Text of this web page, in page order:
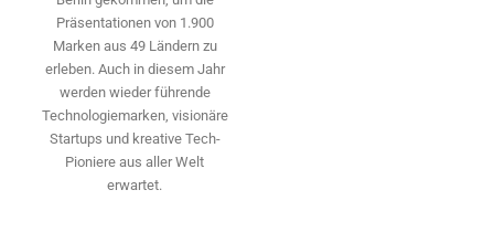
Präsen­tationen von 1.900
Marken aus 49 Ländern zu
erleben. Auch in diesem Jahr
werden wieder führende
Technologiemarken, visionäre
Startups und ­kreative Tech-
Pioniere aus aller Welt
erwartet.